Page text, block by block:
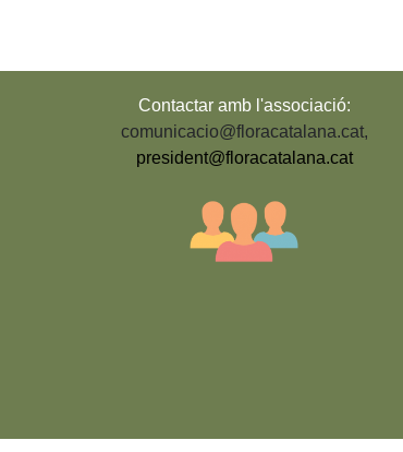
Contactar amb l'associació:
comunicacio@floracatalana.cat,
president@floracatalana.cat